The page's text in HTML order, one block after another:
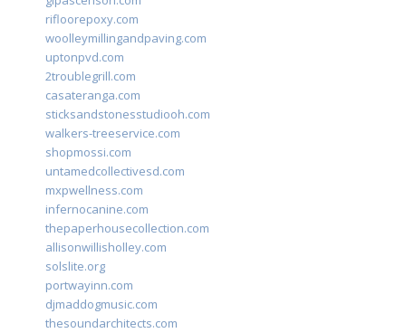
rifloorepoxy.com
woolleymillingandpaving.com
uptonpvd.com
2troublegrill.com
casateranga.com
sticksandstonesstudiooh.com
walkers-treeservice.com
shopmossi.com
untamedcollectivesd.com
mxpwellness.com
infernocanine.com
thepaperhousecollection.com
allisonwillisholley.com
solslite.org
portwayinn.com
djmaddogmusic.com
thesoundarchitects.com